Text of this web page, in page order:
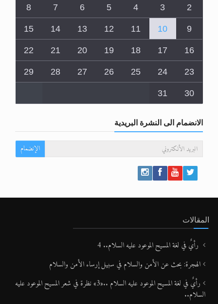
2
3
4
5
6
7
8
9
10
11
12
13
14
15
16
17
18
19
20
21
22
23
24
25
26
27
28
29
30
31
الانضمام الى النشرة البريدية
الإنضمام
المقالات
رأيٌ في لغة المسيح الموعود عليه السلام.. 4
الهجرة: بحث عن الأمن والسلام في سبيل إرساء الأمن والسلام
رأيٌ في لغة المسيح الموعود عليه السلام ..«3» نظرة في شعر المسيح الموعود عليه
السلام..